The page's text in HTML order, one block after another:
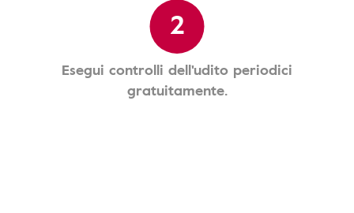
2
Esegui controlli dell'udito periodici
gratuitamente.